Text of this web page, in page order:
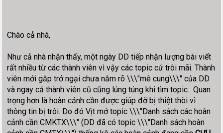
Chào cả nhà,
Như cả nhà nhận thấy, một ngày DD tiếp nhận lượng bài viết
rất nhiều từ các thành viên vì vậy các topic cứ trôi mãi. Thành
viên mới găp trở ngại chưa nắm rõ \\\"mê cung\\\" của DD
và ngay cả thành viên cũ cũng lúng túng khi tìm topic. Quan
trọng hơn là hoàn cảnh cần được giúp đỡ bị thiệt thòi vì
thông tin bị trôi. Do đó Vịt mở topic \\\"Danh sách các hoàn
cảnh cần CMKTX\\\" (DD đã có topic \\\"Danh sách hoàn